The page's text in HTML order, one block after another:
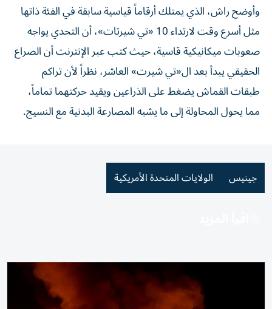
وأوضح راش، الذي يمتلك أرقاماً قياسية سابقة في الفئة ذاتها
مثل أسرع وقت لارتداء 10 «تي شيرتات»، أن التحدي يواجه
صعوبات ميكانيكية قاسية، حيث كتب عبر الإنترنت أن الصراع
الحقيقي يبدأ بعد ال«تي شيرت» العاشر، نظراً لأن تراكم
طبقات القماش يضغط على الذراعين ويقيد حركتهما تماماً،
مما يحول المحاولة إلى ما يشبه المصارعة البدنية مع النسيج.
جينيس الولايات المتحدة الأمريكية